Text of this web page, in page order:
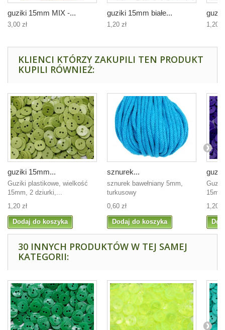
guziki 15mm MIX -...
3,00 zł
guziki 15mm białe...
1,20 zł 1,20
KLIENCI KTÓRZY ZAKUPILI TEN PRODUKT
KUPILI RÓWNIEŻ:
guziki 15mm...
Guziki plastikowe, wielkość
15mm, 2 dziurki,...
1,20 zł
Dodaj do koszyka
sznurek...
sznurek bawełniany 5mm,
turkusowy
0,60 zł
Dodaj do koszyka
1,20
30 INNYCH PRODUKTÓW W TEJ SAMEJ
KATEGORII: